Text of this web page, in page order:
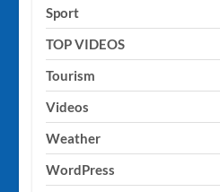
Sport
TOP VIDEOS
Tourism
Videos
Weather
WordPress